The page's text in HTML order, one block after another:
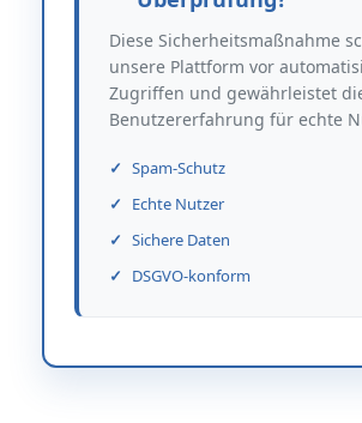
Diese Sicherheitsmaßnahme
unsere Plattform vor
Zugriffen und gewährleistet
Benutzererfahrung für echte
Spam-Schutz
Echte Nutzer
Sichere Daten
DSGVO-konform